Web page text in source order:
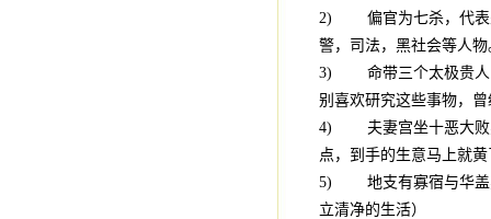
2) 偏官为七杀，代表处
警，司法，黑社会等人
3) 命带三个太极贵人，
别喜欢研究这些事物，
4) 夫妻宫坐十恶大败星
点，到手的生意马上就
5) 地支有寡宿与华盖星
立清净的生活）